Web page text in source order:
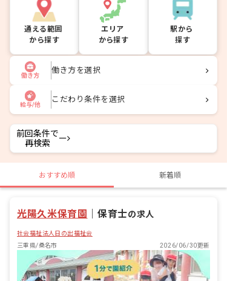
通える範囲
から探す
エリア
から探す
駅から
探す
働き方
働き方を選択
給与/他
こだわり条件を選択
前回条件で
再検索
ー
おすすめ順 新着順
光陽久米保育園 ｜保育士の求人
社会福祉法人日の出福祉会
三重県/桑名市
2026/06/30更新